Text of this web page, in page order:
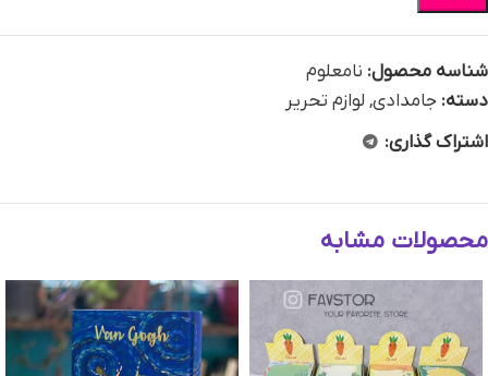
شناسه محصول: نامعلوم
دسته: جامدادی, لوازم تحریر
اشتراک گذاری:
محصولات مشابه